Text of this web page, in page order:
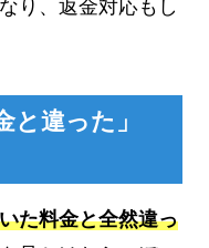
り、返金対応もし
と違った」
た料金と全然違っ